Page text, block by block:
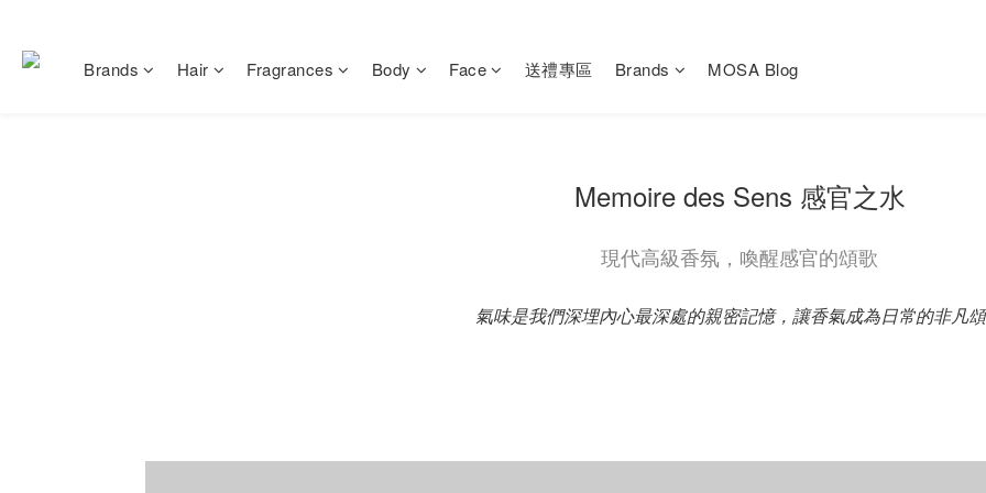
Brands Hair Fragrances Body Face 送禮專區 Brands MOSA Blog
Memoire des Sens 感官之水
現代高級香氛，喚醒感官的頌歌
氣味是我們深埋內心最深處的親密記憶，讓香氣成為日常的非凡